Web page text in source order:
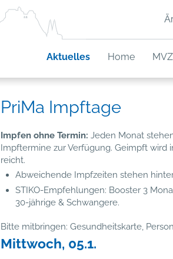
Aktuelles Home MVZ
PriMa Impftage
Impfen ohne Termin: Jeden Monat
Impftermine zur Verfügung. Geimpft wird
reicht.
Abweichende Impfzeiten stehen
STIKO-Empfehlungen: Booster 3
30-jährige & Schwangere.
Bitte mitbringen: Gesundheitskarte,
Mittwoch, 05.1.